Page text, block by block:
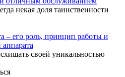
некая доля таинственности
– его роль, принцип работы и
аппарата
своей уникальностью